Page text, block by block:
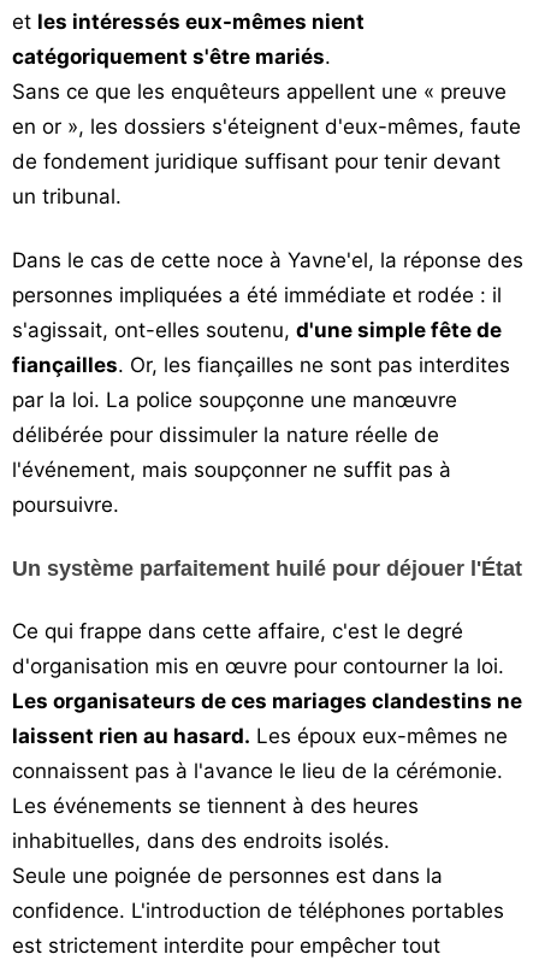
et les intéressés eux-mêmes nient
catégoriquement s'être mariés.
Sans ce que les enquêteurs appellent une « preuve
en or », les dossiers s'éteignent d'eux-mêmes, faute
de fondement juridique suffisant pour tenir devant
un tribunal.
Dans le cas de cette noce à Yavne'el, la réponse des
personnes impliquées a été immédiate et rodée : il
s'agissait, ont-elles soutenu, d'une simple fête de
fiançailles. Or, les fiançailles ne sont pas interdites
par la loi. La police soupçonne une manœuvre
délibérée pour dissimuler la nature réelle de
l'événement, mais soupçonner ne suffit pas à
poursuivre.
Un système parfaitement huilé pour déjouer l'État
Ce qui frappe dans cette affaire, c'est le degré
d'organisation mis en œuvre pour contourner la loi.
Les organisateurs de ces mariages clandestins ne
laissent rien au hasard. Les époux eux-mêmes ne
connaissent pas à l'avance le lieu de la cérémonie.
Les événements se tiennent à des heures
inhabituelles, dans des endroits isolés.
Seule une poignée de personnes est dans la
confidence. L'introduction de téléphones portables
est strictement interdite pour empêcher tout